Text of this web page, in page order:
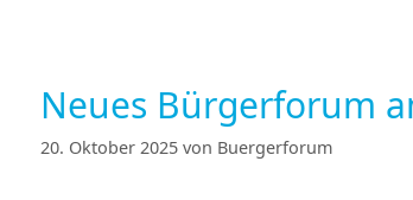
Neues Bürgerforum
20. Oktober 2025 von Buergerforum